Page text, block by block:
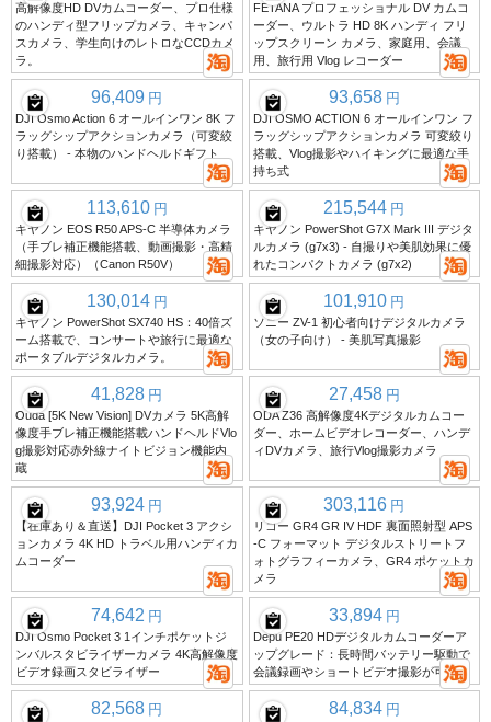
高解像度HD DVカムコーダー、プロ仕様
のハンディ型フリップカメラ、キャンパ
スカメラ、学生向けのレトロなCCDカメ
ラ。
FETANA プロフェッショナル DV カムコ
ーダー、ウルトラ HD 8K ハンディ フリ
ップスクリーン カメラ、家庭用、会議
用、旅行用 Vlog レコーダー
96,409 円
DJI Osmo Action 6 オールインワン 8K フ
ラッグシップアクションカメラ（可変絞
り搭載） - 本物のハンドヘルドギフト
93,658 円
DJI OSMO ACTION 6 オールインワン フ
ラッグシップアクションカメラ 可変絞り
搭載、Vlog撮影やハイキングに最適な手
持ち式
113,610 円
キヤノン EOS R50 APS-C 半導体カメラ
（手ブレ補正機能搭載、動画撮影・高精
細撮影対応）（Canon R50V）
215,544 円
キヤノン PowerShot G7X Mark III デジタ
ルカメラ (g7x3) - 自撮りや美肌効果に優
れたコンパクトカメラ (g7x2)
130,014 円
キヤノン PowerShot SX740 HS：40倍ズ
ーム搭載で、コンサートや旅行に最適な
ポータブルデジタルカメラ。
101,910 円
ソニー ZV-1 初心者向けデジタルカメラ
（女の子向け） - 美肌写真撮影
41,828 円
Ouda [5K New Vision] DVカメラ 5K高解
像度手ブレ補正機能搭載ハンドヘルドVlo
g撮影対応赤外線ナイトビジョン機能内
蔵
27,458 円
ODA Z36 高解像度4Kデジタルカムコー
ダー、ホームビデオレコーダー、ハンデ
ィDVカメラ、旅行Vlog撮影カメラ
93,924 円
【在庫あり＆直送】DJI Pocket 3 アクシ
ョンカメラ 4K HD トラベル用ハンディカ
ムコーダー
303,116 円
リコー GR4 GR IV HDF 裏面照射型 APS
-C フォーマット デジタルストリートフ
ォトグラフィーカメラ、GR4 ポケットカ
メラ
74,642 円
DJI Osmo Pocket 3 1インチポケットジ
ンバルスタビライザーカメラ 4K高解像度
ビデオ録画スタビライザー
33,894 円
Depu PE20 HDデジタルカムコーダーア
ップグレード：長時間バッテリー駆動で
会議録画やショートビデオ撮影が可能
82,568 円 84,834 円